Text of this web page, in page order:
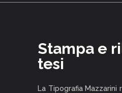
Stampa e
tesi
La Tipografia Mazzarini